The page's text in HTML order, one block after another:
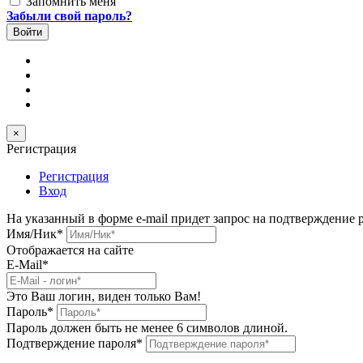
Забыли свой пароль?
×
Регистрация
Регистрация
Вход
На указанный в форме e-mail придет запрос на подтверждение
Имя/Ник*
Отображается на сайте
E-Mail*
Это Ваш логин, виден только Вам!
Пароль*
Пароль должен быть не менее 6 символов длиной.
Подтверждение пароля*